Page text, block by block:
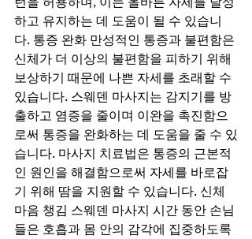
하고 유지하는 데 도움이 될 수 있습니
다. 통증 완화 만성적인 통증과 불편함은
신체가 더 이상의 불편함을 피하기 위해
보상하기 때문에 나쁜 자세를 초래할 수
있습니다. 스웨덴 마사지는 감지기를 방
출하고 염증을 줄이며 이완을 촉진함으
로써 통증을 완화하는 데 도움을 줄 수 있
습니다. 마사지 치료법은 통증의 근본적
인 원인을 해결함으로써 자세를 바로잡
기 위해 땀을 지원할 수 있습니다. 신체
마음 챙김 스웨덴 마사지 시간 동안 손님
들은 호흡과 몸 안의 감각에 집중하도록